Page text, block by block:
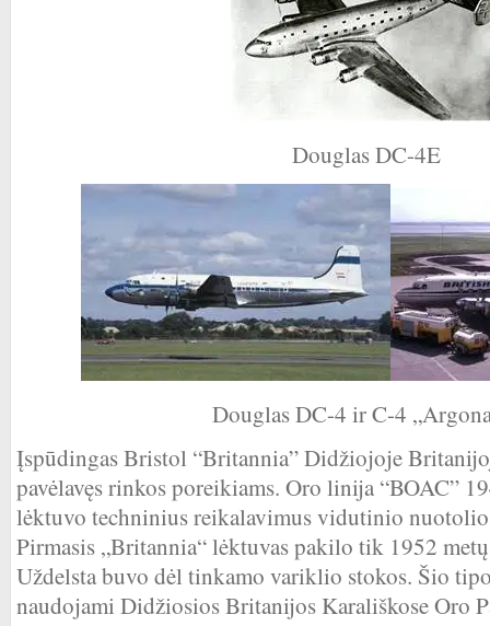
Douglas DC-4E
Douglas DC-4 ir C-4
Įspūdingas Bristol “Britannia” Didžiojoje
pavėlavęs rinkos poreikiams. Oro linija “BOAC”
lėktuvo techninius reikalavimus vidutinio nuotolio
Pirmasis „Britannia“ lėktuvas pakilo tik 1952
Uždelsta buvo dėl tinkamo variklio stokos. Šio
naudojami Didžiosios Britanijos Karališkose Oro